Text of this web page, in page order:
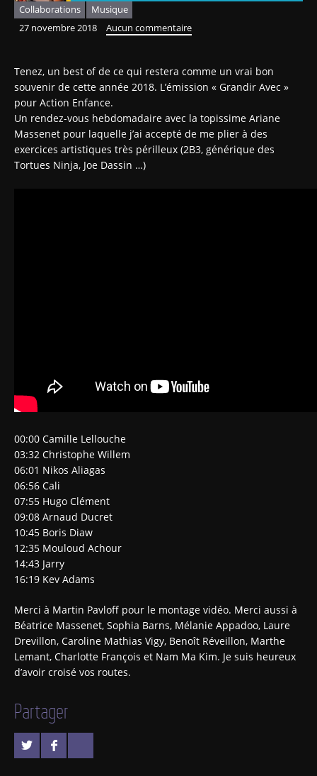
Collaborations
Musique
27 novembre 2018
Aucun commentaire
Tenez, un best of de ce qui restera comme un vrai bon
souvenir de cette année 2018. L’émission « Grandir Avec »
pour Action Enfance.
Un rendez-vous hebdomadaire avec la topissime Ariane
Massenet pour laquelle j’ai accepté de me plier à des
exercices artistiques très périlleux (2B3, générique des
Tortues Ninja, Joe Dassin …)
00:00 Camille Lellouche
03:32 Christophe Willem
06:01 Nikos Aliagas
06:56 Cali
07:55 Hugo Clément
09:08 Arnaud Ducret
10:45 Boris Diaw
12:35 Mouloud Achour
14:43 Jarry
16:19 Kev Adams
Merci à Martin Pavloff pour le montage vidéo. Merci aussi à
Béatrice Massenet, Sophia Barns, Mélanie Appadoo, Laure
Drevillon, Caroline Mathias Vigy, Benoît Réveillon, Marthe
Lemant, Charlotte François et Nam Ma Kim. Je suis heureux
d’avoir croisé vos routes.
Partager